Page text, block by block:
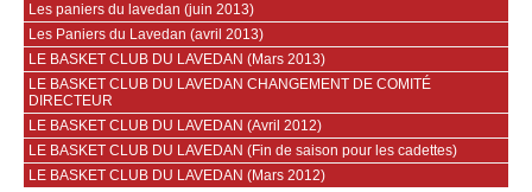
Les paniers du lavedan (juin 2013)
Les Paniers du Lavedan (avril 2013)
LE BASKET CLUB DU LAVEDAN (Mars 2013)
LE BASKET CLUB DU LAVEDAN CHANGEMENT DE COMITÉ
DIRECTEUR
LE BASKET CLUB DU LAVEDAN (Avril 2012)
LE BASKET CLUB DU LAVEDAN (Fin de saison pour les cadettes)
LE BASKET CLUB DU LAVEDAN (Mars 2012)